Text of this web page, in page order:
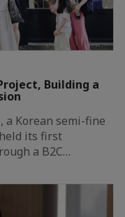
Building a
a Korean semi-fine
its first
a B2C…